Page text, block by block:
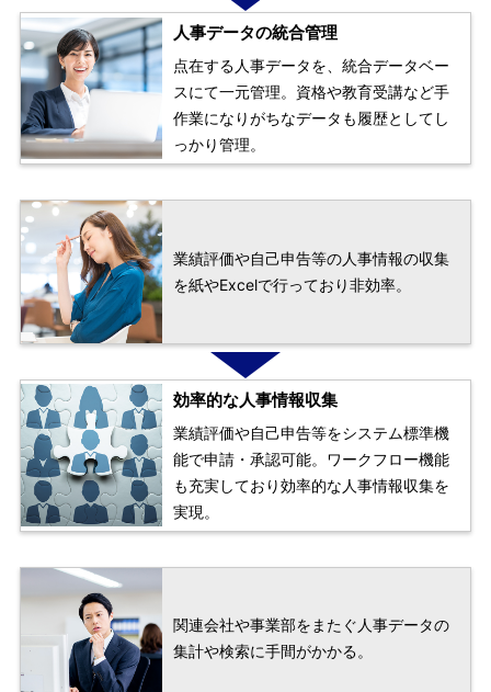
人事データの統合管理
点在する人事データを、統合データベー
スにて一元管理。資格や教育受講など手
作業になりがちなデータも履歴としてし
っかり管理。
業績評価や自己申告等の人事情報の収集
を紙やExcelで行っており非効率。
効率的な人事情報収集
業績評価や自己申告等をシステム標準機
能で申請・承認可能。ワークフロー機能
も充実しており効率的な人事情報収集を
実現。
関連会社や事業部をまたぐ人事データの
集計や検索に手間がかかる。